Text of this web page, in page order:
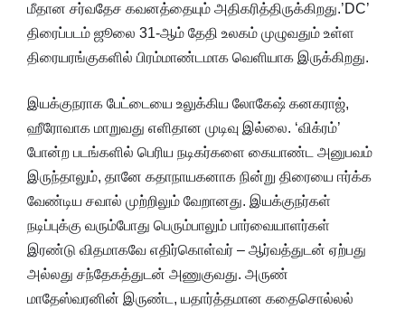
மீதான சர்வதேச கவனத்தையும் அதிகரித்திருக்கிறது.’DC’
திரைப்படம் ஜூலை 31-ஆம் தேதி உலகம் முழுவதும் உள்ள
திரையரங்குகளில் பிரம்மாண்டமாக வெளியாக இருக்கிறது.
இயக்குநராக பேட்டையை உலுக்கிய லோகேஷ் கனகராஜ்,
ஹீரோவாக மாறுவது எளிதான முடிவு இல்லை. ‘விக்ரம்’
போன்ற படங்களில் பெரிய நடிகர்களை கையாண்ட அனுபவம்
இருந்தாலும், தானே கதாநாயகனாக நின்று திரையை ஈர்க்க
வேண்டிய சவால் முற்றிலும் வேறானது. இயக்குநர்கள்
நடிப்புக்கு வரும்போது பெரும்பாலும் பார்வையாளர்கள்
இரண்டு விதமாகவே எதிர்கொள்வர் – ஆர்வத்துடன் ஏற்பது
அல்லது சந்தேகத்துடன் அணுகுவது. அருண்
மாதேஸ்வரனின் இருண்ட, யதார்த்தமான கதைசொல்லல்